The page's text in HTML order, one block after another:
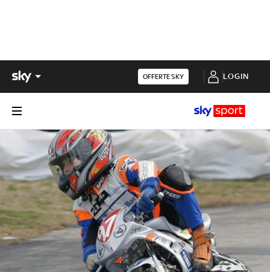
OFFERTE SKY LOGIN